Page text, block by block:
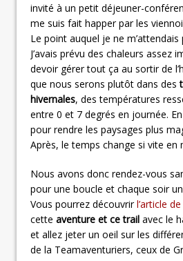
invité à un petit déjeuner-
me suis fait happer par les
Le point auquel je ne
J’avais prévu des chaleurs assez
devoir gérer tout ça au sortir de
que nous serons plutôt dans des
hivernales, des températures
entre 0 et 7 degrés en journée.
pour rendre les paysages plus
Après, le temps change si vite
Nous avons donc rendez-vous
pour une boucle et chaque soir
Vous pourrez découvrirl’article
cette aventure et ce trail avec le
et allez jeter un oeil sur les
de la Teamaventuriers, ceux de